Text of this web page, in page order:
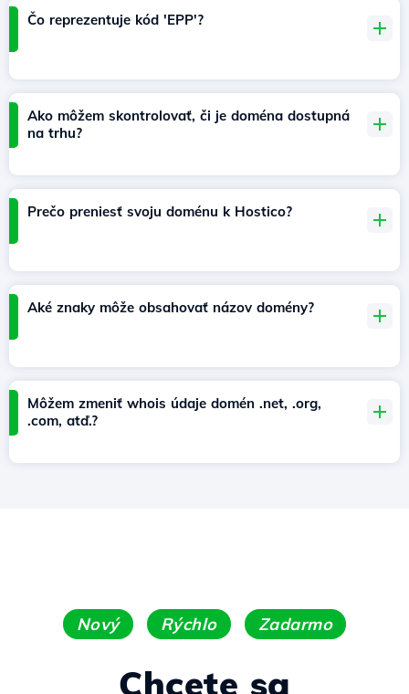
Čo reprezentuje kód 'EPP'?
Ako môžem skontrolovať, či je doména dostupná
na trhu?
Prečo preniesť svoju doménu k Hostico?
Aké znaky môže obsahovať názov domény?
Môžem zmeniť whois údaje domén .net, .org,
.com, atď.?
Nový Rýchlo Zadarmo
Chcete sa